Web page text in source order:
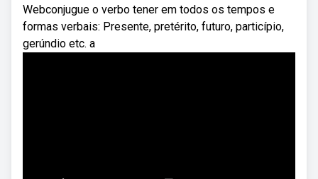
Webconjugue o verbo tener em todos os tempos e
formas verbais: Presente, pretérito, futuro, particípio,
gerúndio etc. a